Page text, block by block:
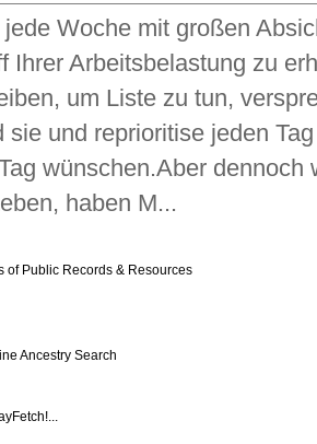
Woche mit großen
Ihrer Arbeitsbelastung zu
um Liste zu tun,
sie und reprioritise jeden
wünschen.Aber
haben M...
of Public Records & Resources
Ancestry Search